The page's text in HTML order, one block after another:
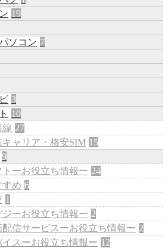
19
ソコン 7
3
10
線 27
キャリア・格安SIM 15
9
トーお役立ち情報ー 24
すめ 6
1
ジーお役立ち情報ー 2
配信サービスーお役立ち情報ー 2
イスーお役立ち情報ー 12